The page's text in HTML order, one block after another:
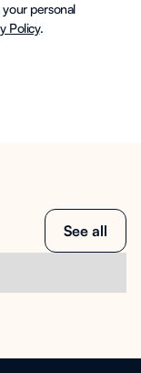
personal
Policy.
See all